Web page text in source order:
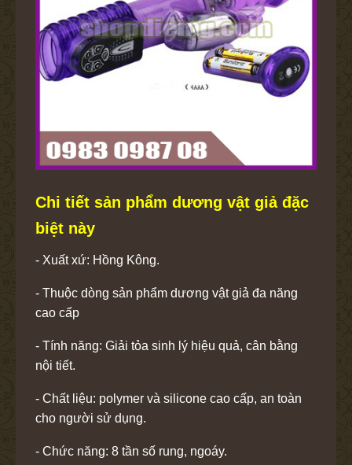
Chi tiết sản phẩm dương vật giả đặc
biệt này
- Xuất xứ: Hồng Kông.
- Thuộc dòng sản phẩm dương vật giả đa năng
cao cấp
- Tính năng: Giải tỏa sinh lý hiệu quả, cân bằng
nội tiết.
- Chất liệu: polymer và silicone cao cấp, an toàn
cho người sử dụng.
- Chức năng: 8 tần số rung, ngoáy.